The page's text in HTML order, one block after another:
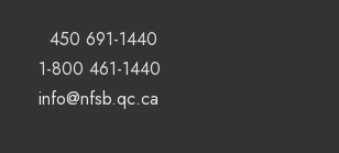
450 691-1440
1-800 461-1440
info@nfsb.qc.ca